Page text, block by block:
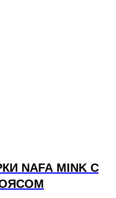
NAFA MINK С